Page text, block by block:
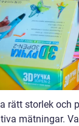
rätt storlek och
mätningar.